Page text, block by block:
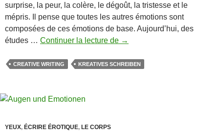
surprise, la peur, la colère, le dégoût, la tristesse et le
mépris. Il pense que toutes les autres émotions sont
composées de ces émotions de base. Aujourd’hui, des
études … Continuer la lecture de Émotions
un
→
CREATIVE WRITING KREATIVES SCHREIBEN
YEUX, ÉCRIRE ÉROTIQUE, LE CORPS